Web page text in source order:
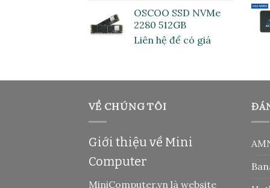
OSCOO SSD NVMe
2280 512GB
Liên hệ để có giá
VỀ CHÚNG TÔI
Giới thiệu về Mini
Computer
MiniComputer.vn là website